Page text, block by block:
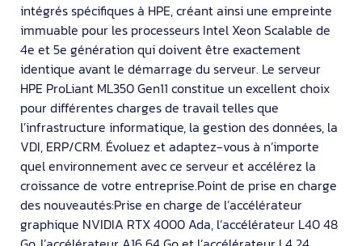
intégrés spécifiques à HPE, créant ainsi une empreinte
immuable pour les processeurs Intel Xeon Scalable de
4e et 5e génération qui doivent être exactement
identique avant le démarrage du serveur. Le serveur
HPE ProLiant ML350 Gen11 constitue un excellent choix
pour différentes charges de travail telles que
l’infrastructure informatique, la gestion des données, la
VDI, ERP/CRM. Évoluez et adaptez-vous à n’importe
quel environnement avec ce serveur et accélérez la
croissance de votre entreprise.Point de prise en charge
des nouveautés:Prise en charge de l’accélérateur
graphique NVIDIA RTX 4000 Ada, l’accélérateur L40 48